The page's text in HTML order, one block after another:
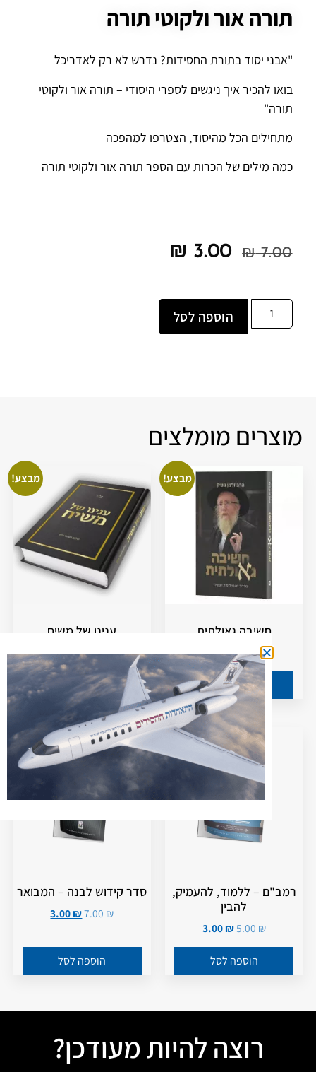
תורה אור ולקוטי תורה
"אבני יסוד בתורת החסידות? נדרש לא רק לאדריכל
בואו להכיר איך ניגשים לספרי היסודי – תורה אור ולקוטי
תורה"
מתחילים הכל מהיסוד, הצטרפו למהפכה
כמה מילים של הכרות עם הספר תורה אור ולקוטי תורה
₪7.00
₪ 3.00
הוספה לסל
מוצרים מומלצים
מבצע!
חשיבה גאולתית
₪
88.00
₪
80.00
הוספה לסל
מבצע!
ענינו של משיח
₪
65.00
₪
58.00
הוספה לסל
מבצע!
רמב"ם – ללמוד, להעמיק,
להבין
₪
5.00
₪
3.00
הוספה לסל
מבצע!
סדר קידוש לבנה – המבואר
₪
7.00
₪
הוספה לסל
רוצה להיות מעודכן?